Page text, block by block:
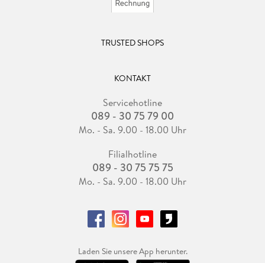
TRUSTED SHOPS
KONTAKT
Servicehotline
089 - 30 75 79 00
Mo. - Sa. 9.00 - 18.00 Uhr
Filialhotline
089 - 30 75 75 75
Mo. - Sa. 9.00 - 18.00 Uhr
Laden Sie unsere App herunter.